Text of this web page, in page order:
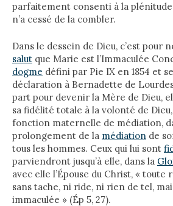
parfaitement consenti à la
n’a cessé de la combler.
Dans le dessein de Dieu, c’est pour
salut que Marie est l’Immaculée
dogme défini par Pie IX en 1854 et
déclaration à Bernadette de Lourdes
part pour devenir la Mère de Dieu,
sa fidélité totale à la volonté de
fonction maternelle de médiation,
prolongement de la médiation de
tous les hommes. Ceux qui lui sont
parviendront jusqu’à elle, dans la
avec elle l’Épouse du Christ, « toute
sans tache, ni ride, ni rien de tel,
immaculée » (Ép 5, 27).